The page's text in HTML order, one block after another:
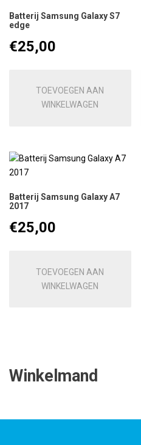
Batterij Samsung Galaxy S7
edge
€25,00
TOEVOEGEN AAN
WINKELWAGEN
Batterij Samsung Galaxy A7
2017
€25,00
TOEVOEGEN AAN
WINKELWAGEN
Winkelmand